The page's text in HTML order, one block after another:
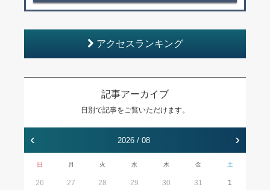
アクセスランキング
記事アーカイブ
日別で記事をご覧いただけます。
‹ 2026 / 08 ›
日 月 火 水 木 金 土
26 27 28 29 30 31 1